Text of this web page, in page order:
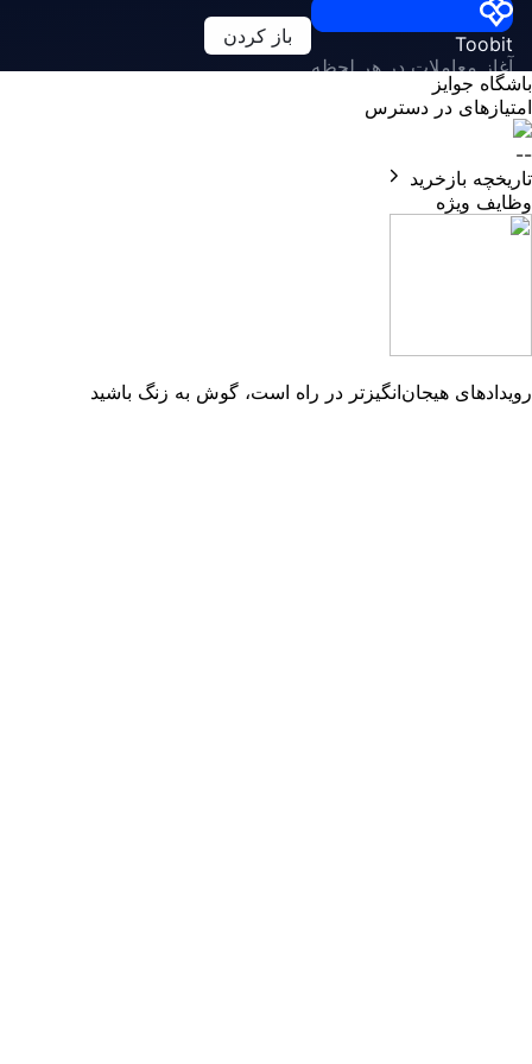
Toobit
آغاز معاملات در هر لحظه
باز کردن
باشگاه جوایز
امتیازهای در دسترس
--
تاریخچه بازخرید
وظایف ویژه
رویدادهای هیجان‌انگیزتر در راه است، گوش به زنگ باشید